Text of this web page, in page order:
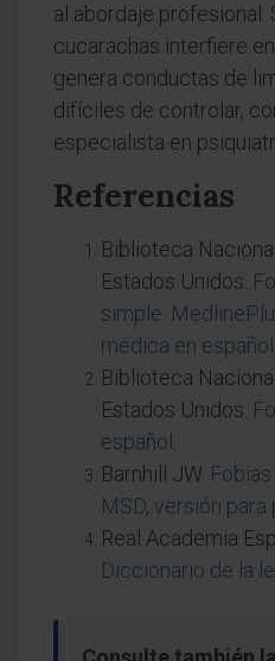
al abordaje profesional.
cucarachas interfiere
genera conductas de
difíciles de controlar,
especialista en
Referencias
Biblioteca
Estados Unidos.
simple.
médica en español
Biblioteca
Estados Unidos.
español
Barnhill JW.
MSD, versión
Real Academia
Diccionario de la